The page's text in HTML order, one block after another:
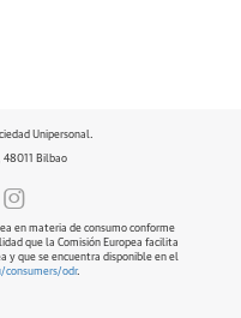
Unipersonal.
48011 Bilbao
en materia de consumo conforme
que la Comisión Europea facilita
y que se encuentra disponible en el
odr.